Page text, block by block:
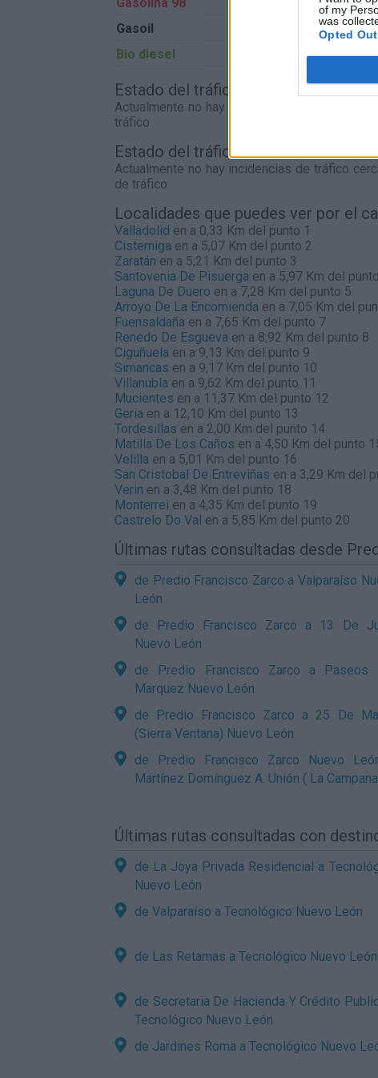
of my
was
Opted Out
Gasoil
0l.
Bio diesel
0l.
Estado del tráfico e incidencias de la
Actualmente no hay incidencias de tráfico
tráfico
Estado del tráfico e incidencias de
Actualmente no hay incidencias de tráfico
de tráfico
Localidades que puedes ver por el
Valladolid en a 0,33 Km del punto 1
Cisterniga en a 5,07 Km del punto 2
Zaratán en a 5,21 Km del punto 3
Santovenia De Pisuerga en a 5,97 Km del
Laguna De Duero en a 7,28 Km del punto 5
Arroyo De La Encomienda en a 7,05 Km del
Fuensaldaña en a 7,65 Km del punto 7
Renedo De Esgueva en a 8,92 Km del punto 8
Ciguñuela en a 9,13 Km del punto 9
Simancas en a 9,17 Km del punto 10
Villanubla en a 9,62 Km del punto 11
Mucientes en a 11,37 Km del punto 12
Geria en a 12,10 Km del punto 13
Tordesillas en a 2,00 Km del punto 14
Matilla De Los Caños en a 4,50 Km del punto
Velilla en a 5,01 Km del punto 16
San Cristobal De Entreviñas en a 3,29 Km del
Verin en a 3,48 Km del punto 18
Monterrei en a 4,35 Km del punto 19
Castrelo Do Val en a 5,85 Km del punto 20
Últimas rutas consultadas desde
de Predio Francisco Zarco a Valparaíso
León
de Predio Francisco Zarco a 13 De
Nuevo León
de Predio Francisco Zarco a Paseos
Marquez Nuevo León
de Predio Francisco Zarco a 25 De
(Sierra Ventana) Nuevo León
de Predio Francisco Zarco Nuevo
Martínez Domínguez A. Unión ( La
Últimas rutas consultadas con
de La Joya Privada Residencial a
Nuevo León
de Valparaíso a Tecnológico Nuevo León
de Las Retamas a Tecnológico Nuevo León
de Secretaria De Hacienda Y Crédito
Tecnológico Nuevo León
de Jardines Roma a Tecnológico Nuevo